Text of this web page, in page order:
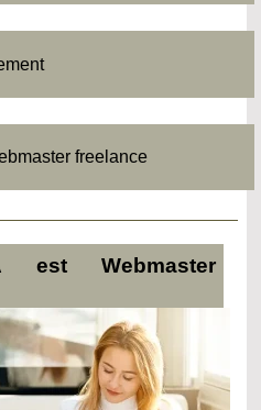
freelance
est Webmaster